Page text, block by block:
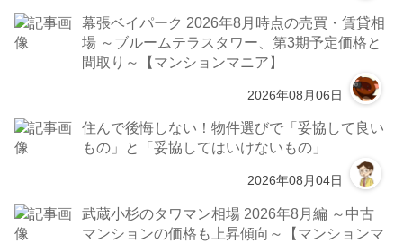
幕張ベイパーク 2026年8月時点の売買・賃貸相
場 ～ブルームテラスタワー、第3期予定価格と
間取り～【マンションマニア】
2026年08月06日
住んで後悔しない！物件選びで「妥協して良い
もの」と「妥協してはいけないもの」
2026年08月04日
武蔵小杉のタワマン相場 2026年8月編 ～中古
マンションの価格も上昇傾向～【マンションマ